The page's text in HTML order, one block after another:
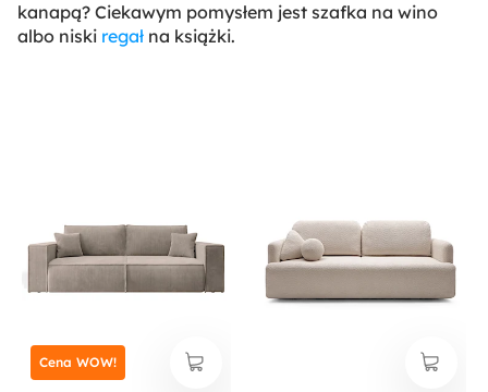
kanapą? Ciekawym pomysłem jest szafka na wino
albo niski regał na książki.
Cena WOW!